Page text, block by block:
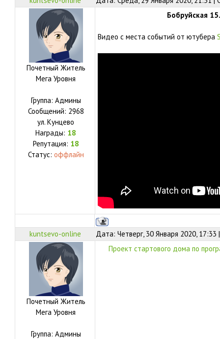
Почетный Житель
Мега Уровня
Группа: Админы
Сообщений: 2968
ул. Кунцево
Награды: 18
Репутация: 18
Статус: оффлайн
Бобруйская
Видео с места событий от ютубера
kuntsevo-online Дата: Четверг, 30 Января 2020,
Почетный Житель
Мега Уровня
Группа: Админы
Проект стартового дома по